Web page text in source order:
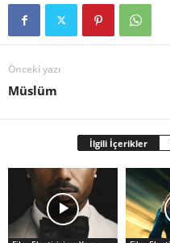
Önceki yazı
Müslüm
İlgili İçerikler